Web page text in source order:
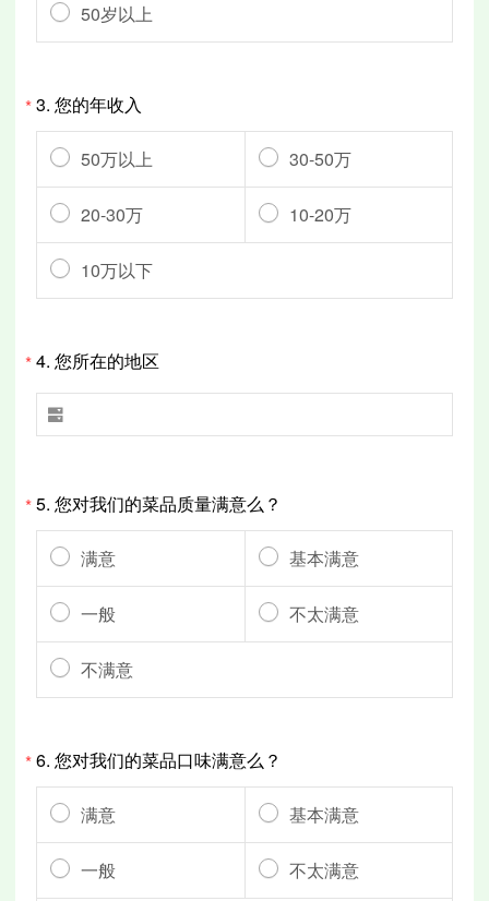
50岁以上
*3. 您的年收入
50万以上 30-50万
20-30万 10-20万
10万以下
*4. 您所在的地区

*5. 您对我们的菜品质量满意么？
满意 基本满意
一般 不太满意
不满意
*6. 您对我们的菜品口味满意么？
满意 基本满意
一般 不太满意